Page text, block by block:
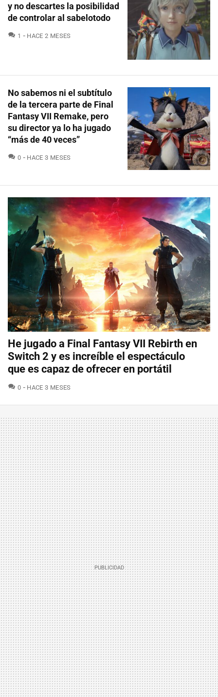
y no descartes la posibilidad
de controlar al sabelotodo
1 COMENTARIOS
HACE 2 MESES
No sabemos ni el subtítulo
de la tercera parte de Final
Fantasy VII Remake, pero
su director ya lo ha jugado
“más de 40 veces”
0 COMENTARIOS
HACE 3 MESES
He jugado a Final Fantasy VII Rebirth en
Switch 2 y es increíble el espectáculo
que es capaz de ofrecer en portátil
0 COMENTARIOS
HACE 3 MESES